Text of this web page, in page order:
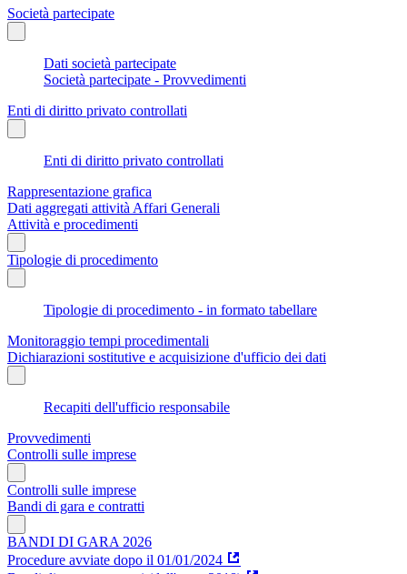
Società partecipate
Dati società partecipate
Società partecipate - Provvedimenti
Enti di diritto privato controllati
Enti di diritto privato controllati
Rappresentazione grafica
Dati aggregati attività Affari Generali
Attività e procedimenti
Tipologie di procedimento
Tipologie di procedimento - in formato tabellare
Monitoraggio tempi procedimentali
Dichiarazioni sostitutive e acquisizione d'ufficio dei dati
Recapiti dell'ufficio responsabile
Provvedimenti
Controlli sulle imprese
Controlli sulle imprese
Bandi di gara e contratti
BANDI DI GARA 2026
Procedure avviate dopo il 01/01/2024